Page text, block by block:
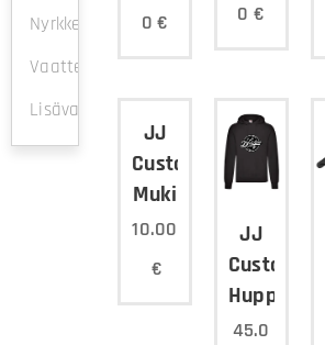
Nyrkkeily
Vaatteet
Lisävarusteet
0 €
0 €
JJ
Custom
Muki
10.00
€
JJ
Custom
Huppari
45.0